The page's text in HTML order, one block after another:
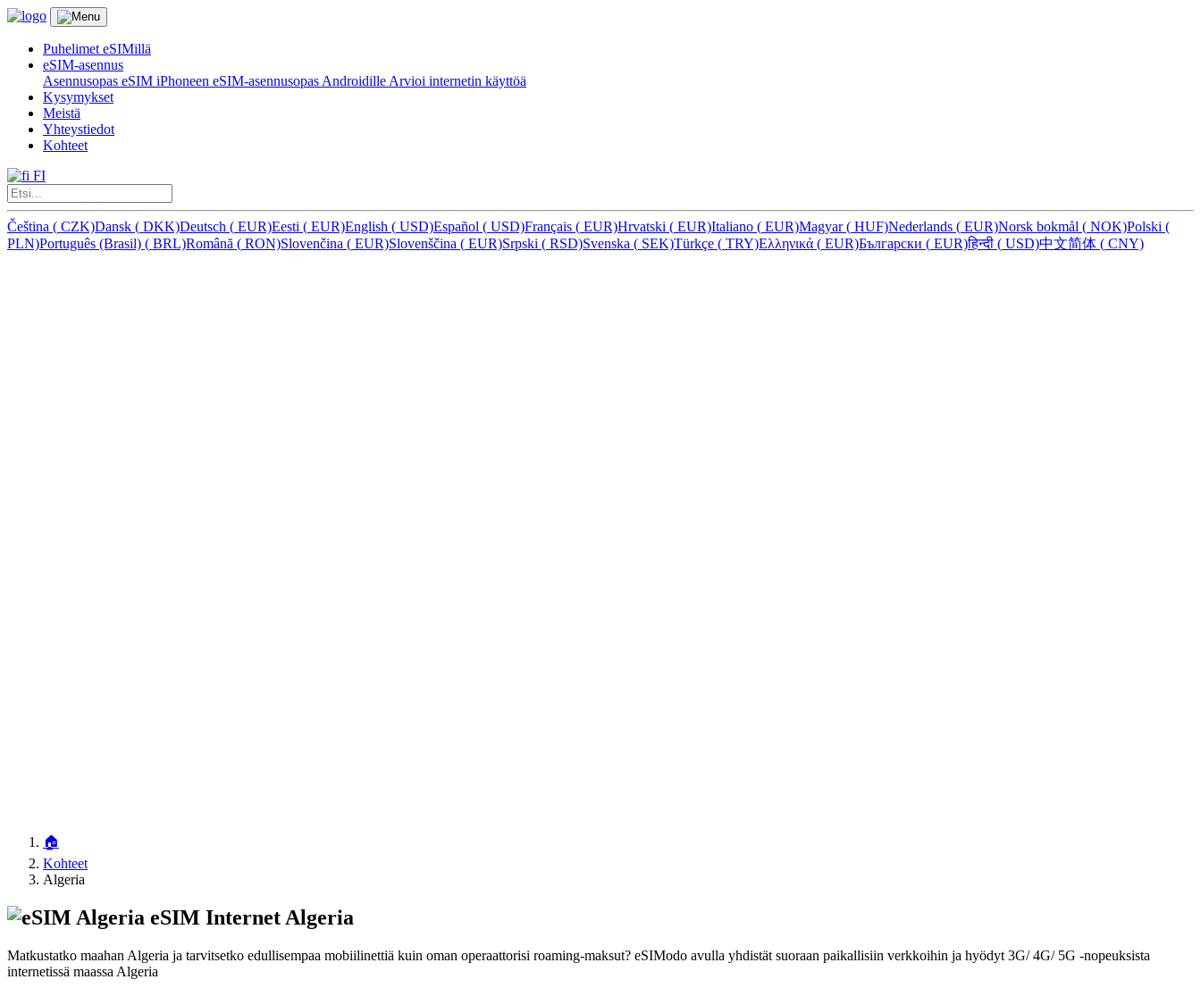
Puhelimet eSIMillä
eSIM-asennus
Asennusopas eSIM iPhoneen eSIM-asennusopas Androidille Arvioi internetin käyttöä
Kysymykset
Meistä
Yhteystiedot
Kohteet
FI
Čeština ( CZK)Dansk ( DKK)Deutsch ( EUR)Eesti ( EUR)English ( USD)Español ( USD)Français ( EUR)Hrvatski ( EUR)Italiano ( EUR)Magyar( HUF)Nederlands ( EUR)Norsk bokmål ( NOK)Polski (
PLN)Português (Brasil) ( BRL)Română ( RON)Slovenčina ( EUR)Slovenščina ( EUR)Srpski ( RSD)Svenska ( SEK)Türkçe ( TRY)Ελληνικά ( EUR)Български ( EUR)हिन्दी ( USD)中文简体 ( CNY)
🏠
Kohteet
Algeria
eSIM Internet Algeria
Matkustatko maahan Algeria ja tarvitsetko edullisempaa mobiilinettiä kuin oman operaattorisi roaming-maksut? eSIModo avulla yhdistät suoraan paikallisiin verkkoihin ja hyödyt 3G/ 4G/ 5G -nopeuksista
internetissä maassa Algeria